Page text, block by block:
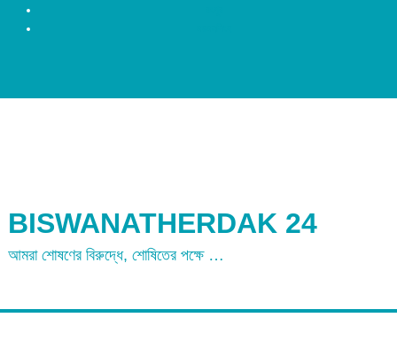
BISWANATHERDAK 24
আমরা শোষণের বিরুদ্ধে, শোষিতের পক্ষে …